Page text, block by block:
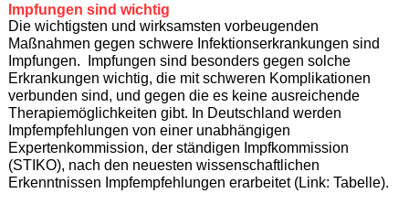
Impfungen sind wichtig
Die wichtigsten und wirksamsten vorbeugenden
Maßnahmen gegen schwere Infektionserkrankungen sind
Impfungen.
Impfungen sind besonders gegen solche
Erkrankungen wichtig, die mit schweren Komplikationen
verbunden sind, und gegen die es keine ausreichende
Therapiemöglichkeiten gibt. In Deutschland werden
Impfempfehlungen von einer unabhängigen
Expertenkommission, der ständigen Impfkommission
(STIKO), nach den neuesten wissenschaftlichen
Erkenntnissen Impfempfehlungen erarbeitet (Link: Tabelle).